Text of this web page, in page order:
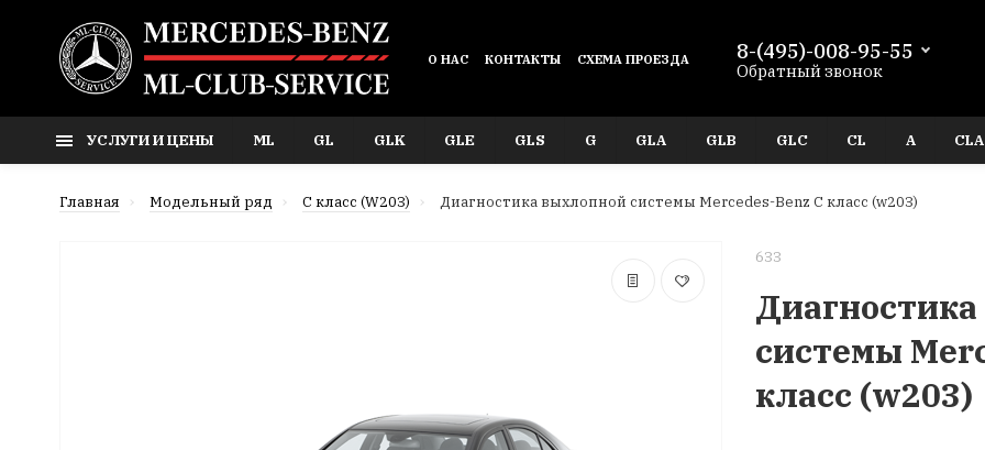
О НАС КОНТАКТЫ СХЕМА ПРОЕЗДА 8-(495)-008-95-55
Обратный звонок
УСЛУГИ И ЦЕНЫ ML GL GLK GLE GLS G GLA GLB GLC CL A CLA
Главная Модельный ряд C класс (W203) Диагностика выхлопной системы Mercedes-Benz C класс (w203)
633
системы
класс (w203)